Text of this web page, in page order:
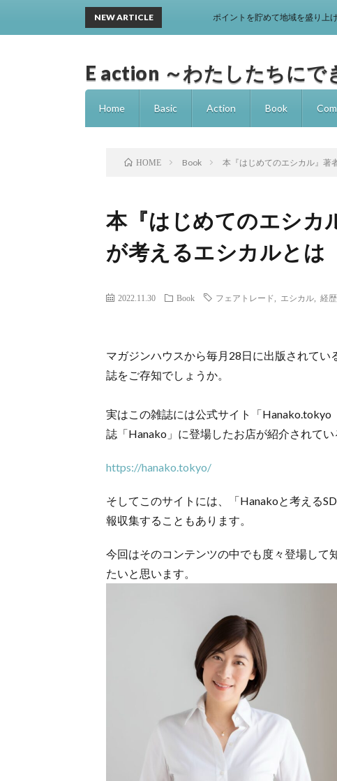
E action ～わたしたちにで
Home Basic Action Book
NEW ARTICLE ポイントを貯めて地域を盛り上げる！新し
HOME Book 本『はじめてのエシカル』著
本『はじめてのエシカ
が考えるエシカルとは
2022.11.30 Book フェアトレード エシカル 経歴
マガジンハウスから毎月28日に出版されて
誌をご存知でしょうか。
実はこの雑誌には公式サイト「
誌「Hanako」に登場したお店が紹介されてい
https://hanako.tokyo/
そしてこのサイトには、「Hanakoと考える
報収集することもあります。
今回はそのコンテンツの中でも度々登場して
たいと思います。